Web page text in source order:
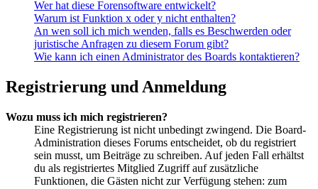
Wer hat diese Forensoftware entwickelt?
Warum ist Funktion x oder y nicht enthalten?
An wen soll ich mich wenden, falls es Beschwerden oder
juristische Anfragen zu diesem Forum gibt?
Wie kann ich einen Administrator des Boards kontaktieren?
Registrierung und Anmeldung
Wozu muss ich mich registrieren?
Eine Registrierung ist nicht unbedingt zwingend. Die Board-
Administration dieses Forums entscheidet, ob du registriert
sein musst, um Beiträge zu schreiben. Auf jeden Fall erhältst
du als registriertes Mitglied Zugriff auf zusätzliche
Funktionen, die Gästen nicht zur Verfügung stehen: zum